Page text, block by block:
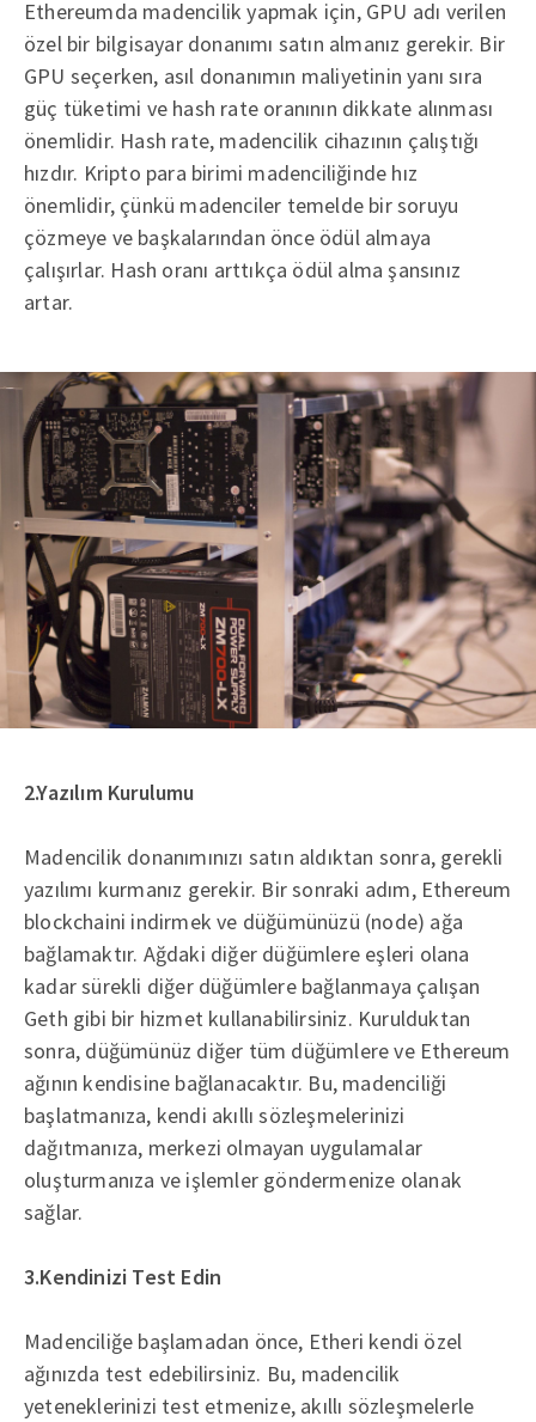
Ethereumda madencilik yapmak için, GPU adı verilen
özel bir bilgisayar donanımı satın almanız gerekir. Bir
GPU seçerken, asıl donanımın maliyetinin yanı sıra
güç tüketimi ve hash rate oranının dikkate alınması
önemlidir. Hash rate, madencilik cihazının çalıştığı
hızdır. Kripto para birimi madenciliğinde hız
önemlidir, çünkü madenciler temelde bir soruyu
çözmeye ve başkalarından önce ödül almaya
çalışırlar. Hash oranı arttıkça ödül alma şansınız
artar.
2.Yazılım Kurulumu
Madencilik donanımınızı satın aldıktan sonra, gerekli
yazılımı kurmanız gerekir. Bir sonraki adım, Ethereum
blockchaini indirmek ve düğümünüzü (node) ağa
bağlamaktır. Ağdaki diğer düğümlere eşleri olana
kadar sürekli diğer düğümlere bağlanmaya çalışan
Geth gibi bir hizmet kullanabilirsiniz. Kurulduktan
sonra, düğümünüz diğer tüm düğümlere ve Ethereum
ağının kendisine bağlanacaktır. Bu, madenciliği
başlatmanıza, kendi akıllı sözleşmelerinizi
dağıtmanıza, merkezi olmayan uygulamalar
oluşturmanıza ve işlemler göndermenize olanak
sağlar.
3.Kendinizi Test Edin
Madenciliğe başlamadan önce, Etheri kendi özel
ağınızda test edebilirsiniz. Bu, madencilik
yeteneklerinizi test etmenize, akıllı sözleşmelerle